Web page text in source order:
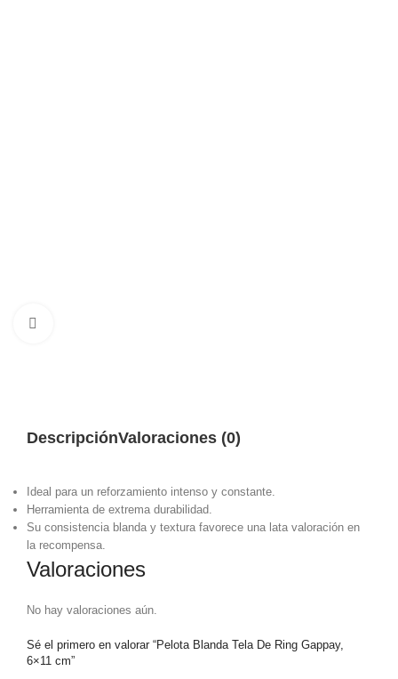
DescripciónValoraciones (0)
Ideal para un reforzamiento intenso y constante.
Herramienta de extrema durabilidad.
Su consistencia blanda y textura favorece una lata valoración en
la recompensa.
Valoraciones
No hay valoraciones aún.
Sé el primero en valorar “Pelota Blanda Tela De Ring Gappay,
6×11 cm”